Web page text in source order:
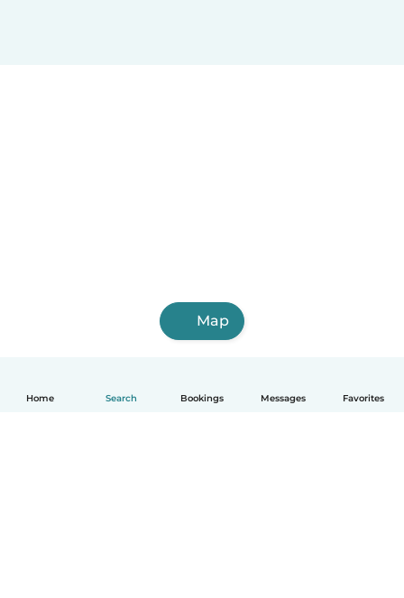
Home Search Bookings Messages Favorites
Map